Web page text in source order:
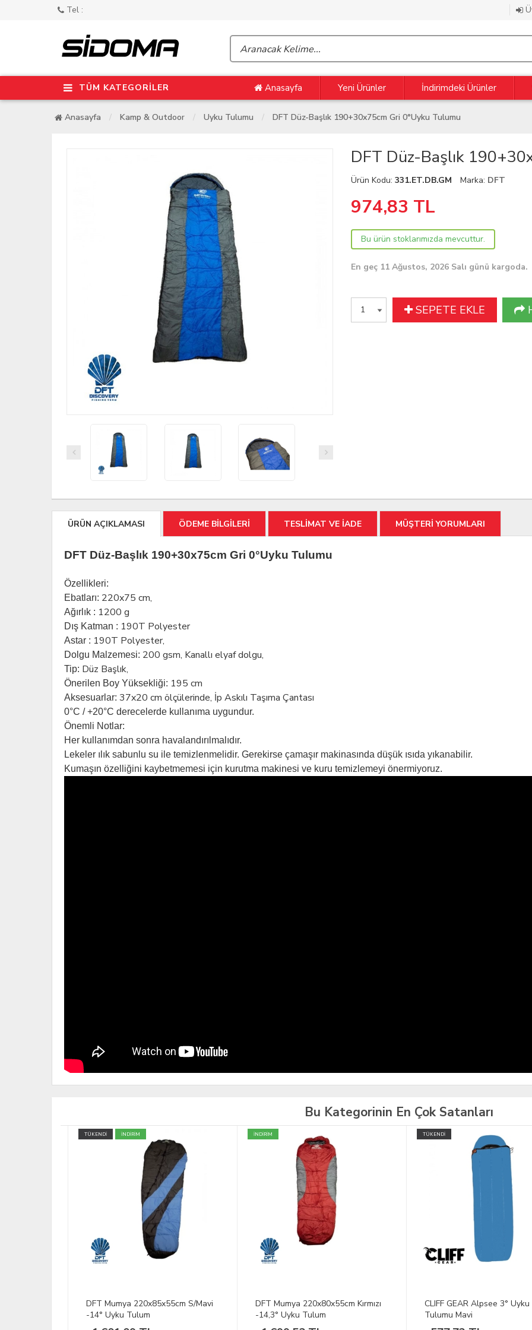
Tel :
TÜM KATEGORİLER Anasayfa Yeni Ürünler İndirimdeki Ürünler
Anasayfa Kamp & Outdoor Uyku Tulumu DFT Düz-Başlık 190+30x75cm Gri 0°Uyku Tulumu
DFT Düz-Başlık
Ürün Kodu:331.ET.DB.GM Marka: DFT
974,83 TL
Bu ürün stoklarımızda mevcuttur.
En geç 11 Ağustos, 2026 Salı günü kargoda.
SEPETE EKLE
ÜRÜN AÇIKLAMASI ÖDEME BİLGİLERİ TESLİMAT VE İADE MÜŞTERİ YORUMLARI
DFT Düz-Başlık 190+30x75cm Gri 0°Uyku Tulumu
Özellikleri:
Ebatları: 220x75 cm,
Ağırlık : 1200 g
Dış Katman : 190T Polyester
Astar : 190T Polyester,
Dolgu Malzemesi: 200 gsm, Kanallı elyaf dolgu,
Tip: Düz Başlık,
Önerilen Boy Yüksekliği: 195 cm
Aksesuarlar: 37x20 cm ölçülerinde, İp Askılı Taşıma Çantası
0°C / +20°C derecelerde kullanıma uygundur.
Önemli Notlar:
Her kullanımdan sonra havalandırılmalıdır.
Lekeler ılık sabunlu su ile temizlenmelidir. Gerekirse çamaşır makinasında düşük ısıda yıkanabilir.
Kumaşın özelliğini kaybetmemesi için kurutma makinesi ve kuru temizlemeyi önermiyoruz.
Bu Kategorinin En Çok Satanları
TÜKENDİ İNDİRİM
DFT Mumya 220x85x55cm S/Mavi
-14° Uyku Tulum
İNDİRİM
DFT Mumya 220x80x55cm Kırmızı
-14,3° Uyku Tulum
TÜKENDİ
CLIFF GEAR Alpsee 3° Uyku
Tulumu Mavi